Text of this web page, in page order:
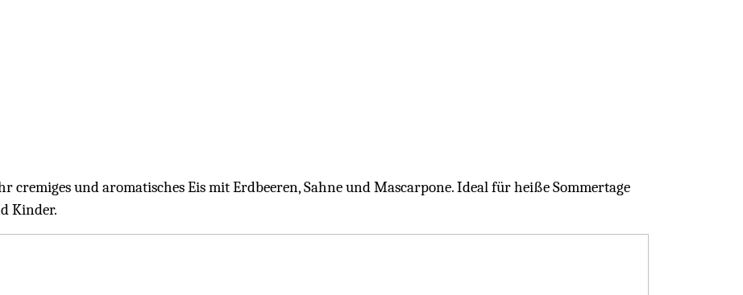
cremiges und aromatisches Eis mit Erdbeeren, Sahne und Mascarpone. Ideal für heiße Sommertage
Kinder.